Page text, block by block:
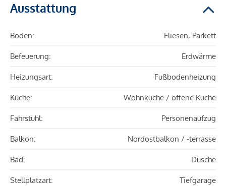
Ausstattung
Boden: Fliesen, Parkett
Befeuerung: Erdwärme
Heizungsart: Fußbodenheizung
Küche: Wohnküche / offene Küche
Fahrstuhl: Personenaufzug
Balkon: Nordostbalkon / -terrasse
Bad: Dusche
Stellplatzart: Tiefgarage